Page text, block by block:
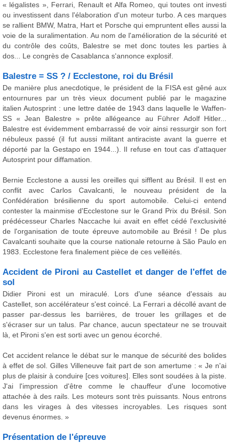
« légalistes », Ferrari, Renault et Alfa Romeo, qui toutes ont investi
ou investissent dans l'élaboration d'un moteur turbo. A ces marques
se rallient BMW, Matra, Hart et Porsche qui empruntent elles aussi la
voie de la suralimentation. Au nom de l'amélioration de la sécurité et
du contrôle des coûts, Balestre se met donc toutes les parties à
dos... Le congrès de Casablanca s'annonce explosif.
Balestre = SS ? / Ecclestone, roi du Brésil
De manière plus anecdotique, le président de la FISA est gêné aux
entournures par un très vieux document publié par le magazine
italien Autosprint : une lettre datée de 1943 dans laquelle le Waffen-
SS « Jean Balestre » prête allégeance au Führer Adolf Hitler...
Balestre est évidemment embarrassé de voir ainsi ressurgir son fort
nébuleux passé (il fut aussi militant antiraciste avant la guerre et
déporté par la Gestapo en 1944...). Il refuse en tout cas d'attaquer
Autosprint pour diffamation.
Bernie Ecclestone a aussi les oreilles qui sifflent au Brésil. Il est en
conflit avec Carlos Cavalcanti, le nouveau président de la
Confédération brésilienne du sport automobile. Celui-ci entend
contester la mainmise d'Ecclestone sur le Grand Prix du Brésil. Son
prédécesseur Charles Naccache lui avait en effet cédé l'exclusivité
de l'organisation de toute épreuve automobile au Brésil ! De plus
Cavalcanti souhaite que la course nationale retourne à São Paulo en
1983. Ecclestone fera finalement pièce de ces velléités.
Accident de Pironi au Castellet et danger de l'effet de
sol
Didier Pironi est un miraculé. Lors d'une séance d'essais au
Castellet, son accélérateur s'est coincé. La Ferrari a décollé avant de
passer par-dessus les barrières, de trouer les grillages et de
s'écraser sur un talus. Par chance, aucun spectateur ne se trouvait
là, et Pironi s'en est sorti avec un genou écorché.
Cet accident relance le débat sur le manque de sécurité des bolides
à effet de sol. Gilles Villeneuve fait part de son amertume : « Je n'ai
plus de plaisir à conduire [ces voitures]. Elles sont soudées à la piste.
J'ai l'impression d'être comme le chauffeur d'une locomotive
attachée à des rails. Les moteurs sont très puissants. Nous entrons
dans les virages à des vitesses incroyables. Les risques sont
devenus énormes. »
Présentation de l'épreuve